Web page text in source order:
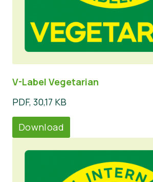
V-Label Vegetarian
PDF, 30,17 KB
Download